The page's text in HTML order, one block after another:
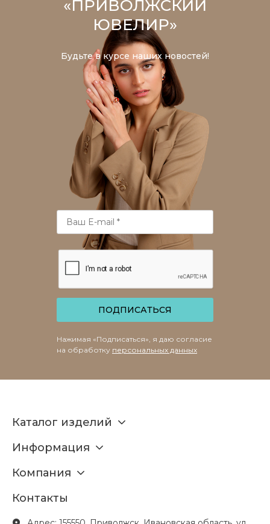
«ПРИВОЛЖСКИЙ
ЮВЕЛИР»
Будьте в курсе наших новостей!
ПОДПИСАТЬСЯ
Нажимая «Подписаться», я даю согласие
на обработку персональных данных
Каталог изделий
Информация
Компания
Контакты